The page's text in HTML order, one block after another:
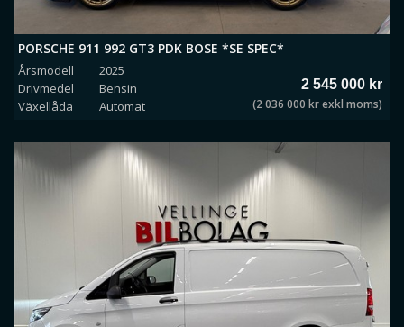
PORSCHE 911 992 GT3 PDK BOSE *SE SPEC*
Årsmodell
2025
Drivmedel
Bensin
Växellåda
Automat
2 545 000 kr
(2 036 000 kr exkl moms)